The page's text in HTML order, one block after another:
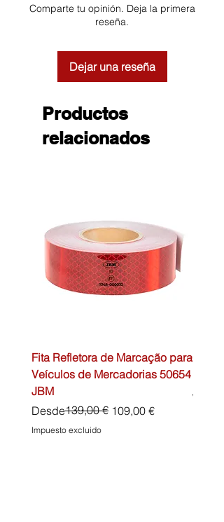
Comparte tu opinión. Deja la primera
reseña.
Dejar una reseña
Productos
relacionados
Fita Refletora de Marcação para
Veículos de Mercadorias 50654
JBM
Desde
Precio139,00 € 109,00 €
Precio de oferta
Impuesto excluido
Precio
45,00 €